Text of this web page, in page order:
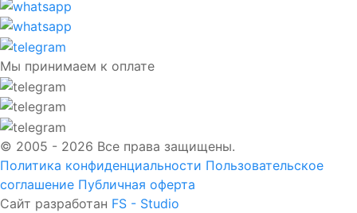
Мы принимаем к оплате
© 2005 - 2026 Все права защищены.
Политика конфиденциальности Пользовательское
соглашение Публичная оферта
Сайт разработан FS - Studio